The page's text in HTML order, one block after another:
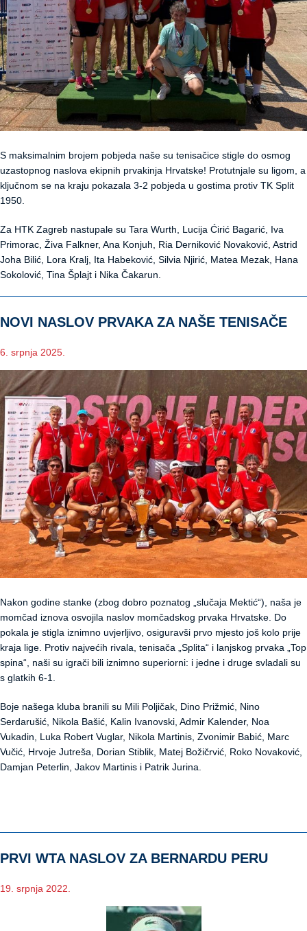
S maksimalnim brojem pobjeda naše su tenisačice stigle do osmog
uzastopnog naslova ekipnih prvakinja Hrvatske! Protutnjale su ligom, a
ključnom se na kraju pokazala 3-2 pobjeda u gostima protiv TK Split
1950.
Za HTK Zagreb nastupale su Tara Wurth, Lucija Ćirić Bagarić, Iva
Primorac, Živa Falkner, Ana Konjuh, Ria Derniković Novaković, Astrid
Joha Bilić, Lora Kralj, Ita Habeković, Silvia Njirić, Matea Mezak, Hana
Sokolović, Tina Šplajt i Nika Čakarun.
NOVI NASLOV PRVAKA ZA NAŠE TENISAČE
6. srpnja 2025.
Nakon godine stanke (zbog dobro poznatog „slučaja Mektić“), naša je
momčad iznova osvojila naslov momčadskog prvaka Hrvatske. Do
pokala je stigla iznimno uvjerljivo, osiguravši prvo mjesto još kolo prije
kraja lige. Protiv najvećih rivala, tenisača „Splita“ i lanjskog prvaka „Top
spina“, naši su igrači bili iznimno superiorni: i jedne i druge svladali su
s glatkih 6-1.
Boje našega kluba branili su Mili Poljičak, Dino Prižmić, Nino
Serdarušić, Nikola Bašić, Kalin Ivanovski, Admir Kalender, Noa
Vukadin, Luka Robert Vuglar, Nikola Martinis, Zvonimir Babić, Marc
Vučić, Hrvoje Jutreša, Dorian Stiblik, Matej Božičrvić, Roko Novaković,
Damjan Peterlin, Jakov Martinis i Patrik Jurina.
PRVI WTA NASLOV ZA BERNARDU PERU
19. srpnja 2022.